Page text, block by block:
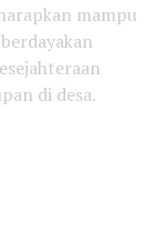
mampu
di desa.